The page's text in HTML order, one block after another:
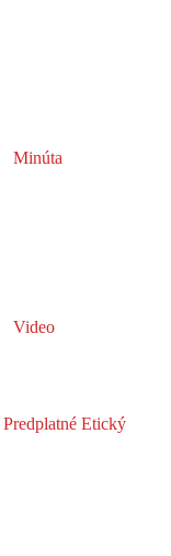
Minúta
Video
Predplatné Etický